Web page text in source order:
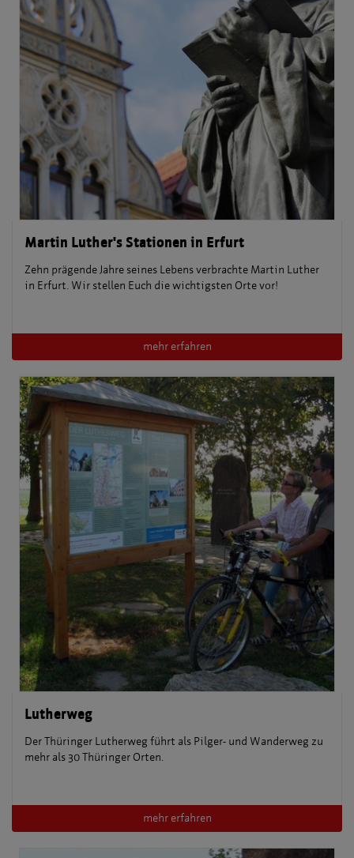
Martin Luther's Stationen in Erfurt
Zehn prägende Jahre seines Lebens verbrachte Martin Luther
in Erfurt. Wir stellen Euch die wichtigsten Orte vor!
mehr erfahren
Lutherweg
Der Thüringer Lutherweg führt als Pilger- und Wanderweg zu
mehr als 30 Thüringer Orten.
mehr erfahren